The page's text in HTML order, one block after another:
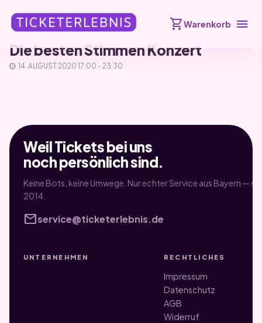
shopping_cartWarenkorb menu
Die besten Stimmen Konzert
14. AUGUST 2020 17:00 - 23:30
Weil Tickets bei uns
noch persönlich sind.
Keine Bots, keine Umwege. Nur echter Service aus Bayern —
2014.
mailservice@ticketerlebnis.de
UNTERNEHMEN RECHTLICHES
Impressum
Datenschutz
AGB
Widerruf